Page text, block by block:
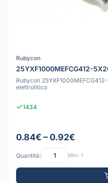
Rubycon
25YXF1000MEFCG412-
Rubycon
elettrolitico
1434
0.84€ – 0.92€
Quantità: Min: 1